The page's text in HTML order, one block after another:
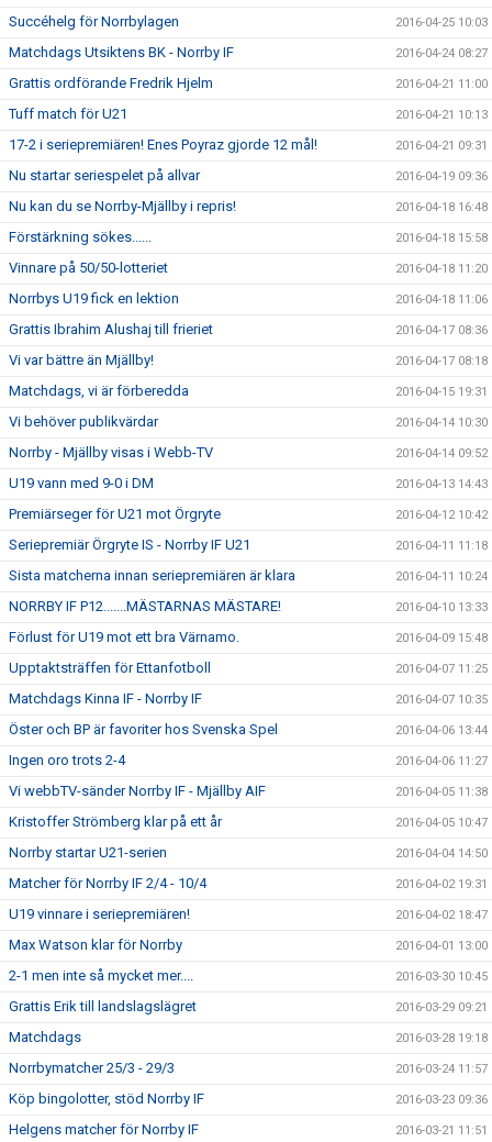
Succéhelg för Norrbylagen 2016-04-25 10:03
Matchdags Utsiktens BK - Norrby IF 2016-04-24 08:27
Grattis ordförande Fredrik Hjelm 2016-04-21 11:00
Tuff match för U21 2016-04-21 10:13
17-2 i seriepremiären! Enes Poyraz gjorde 12 mål! 2016-04-21 09:31
Nu startar seriespelet på allvar 2016-04-19 09:36
Nu kan du se Norrby-Mjällby i repris! 2016-04-18 16:48
Förstärkning sökes...... 2016-04-18 15:58
Vinnare på 50/50-lotteriet 2016-04-18 11:20
Norrbys U19 fick en lektion 2016-04-18 11:06
Grattis Ibrahim Alushaj till frieriet 2016-04-17 08:36
Vi var bättre än Mjällby! 2016-04-17 08:18
Matchdags, vi är förberedda 2016-04-15 19:31
Vi behöver publikvärdar 2016-04-14 10:30
Norrby - Mjällby visas i Webb-TV 2016-04-14 09:52
U19 vann med 9-0 i DM 2016-04-13 14:43
Premiärseger för U21 mot Örgryte 2016-04-12 10:42
Seriepremiär Örgryte IS - Norrby IF U21 2016-04-11 11:18
Sista matcherna innan seriepremiären är klara 2016-04-11 10:24
NORRBY IF P12.......MÄSTARNAS MÄSTARE! 2016-04-10 13:33
Förlust för U19 mot ett bra Värnamo. 2016-04-09 15:48
Upptaktsträffen för Ettanfotboll 2016-04-07 11:25
Matchdags Kinna IF - Norrby IF 2016-04-07 10:35
Öster och BP är favoriter hos Svenska Spel 2016-04-06 13:44
Ingen oro trots 2-4 2016-04-06 11:27
Vi webbTV-sänder Norrby IF - Mjällby AIF 2016-04-05 11:38
Kristoffer Strömberg klar på ett år 2016-04-05 10:47
Norrby startar U21-serien 2016-04-04 14:50
Matcher för Norrby IF 2/4 - 10/4 2016-04-02 19:31
U19 vinnare i seriepremiären! 2016-04-02 18:47
Max Watson klar för Norrby 2016-04-01 13:00
2-1 men inte så mycket mer.... 2016-03-30 10:45
Grattis Erik till landslagslägret 2016-03-29 09:21
Matchdags 2016-03-28 19:18
Norrbymatcher 25/3 - 29/3 2016-03-24 11:57
Köp bingolotter, stöd Norrby IF 2016-03-23 09:36
Helgens matcher för Norrby IF 2016-03-21 11:51